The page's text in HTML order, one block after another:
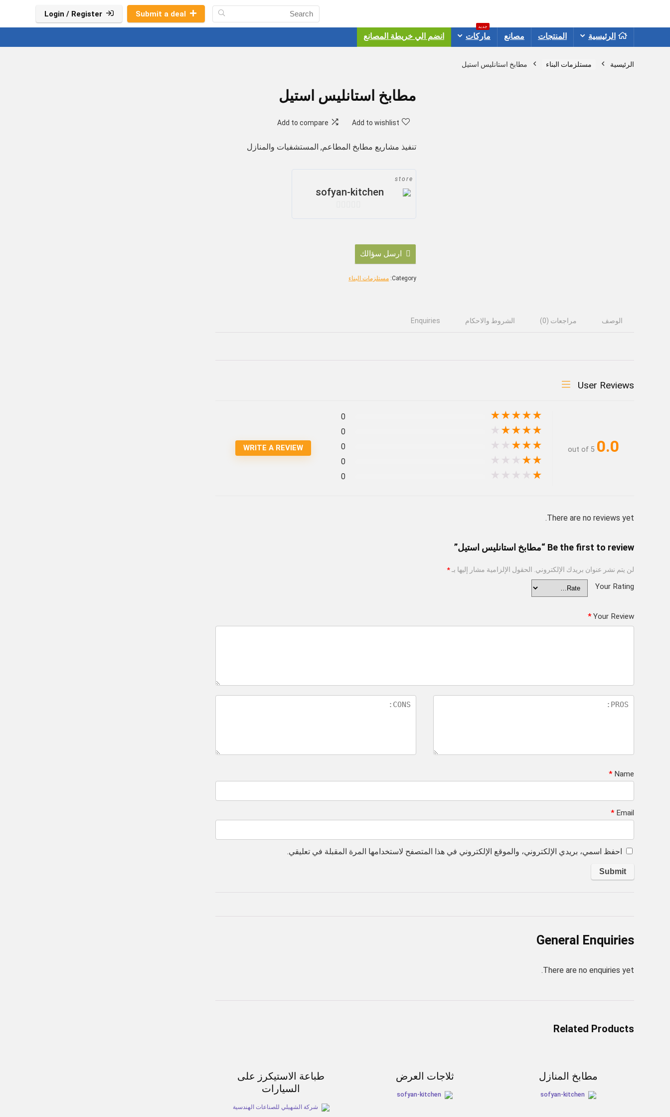
Submit a deal
Login / Register
الرئيسية المنتجات مصانع ماركات
جديد
انضم الي خريطة المصانع
الرئيسية مستلزمات البناء مطابخ استانليس استيل
مطابخ استانليس استيل
Add to wishlist
Add to compare
تنفيذ مشاريع مطابخ المطاعم, المستشفيات والمنازل
store
sofyan-kitchen
0
ارسل سؤالك
Category: مستلزمات البناء
الوصف مراجعات (0) الشروط والاحكام Enquiries
User Reviews
0.0
out of 5
★
★
★
★
★
0
★
★
★
★
★
0
★
★
★
★
★
0
★
★
★
★
★
0
★
★
★
★
★
0
WRITE A REVIEW
There are no reviews yet.
Be the first to review “مطابخ استانليس استيل”
لن يتم نشر عنوان بريدك الإلكتروني. الحقول الإلزامية مشار إليها بـ*
Your Rating
Your Review
*
Name
*
Email
*
احفظ اسمي، بريدي الإلكتروني، والموقع الإلكتروني في هذا المتصفح لاستخدامها المرة المقبلة في تعليقي.
General Enquiries
There are no enquiries yet.
Related Products
مطابخ المنازل
sofyan-kitchen
ثلاجات العرض
sofyan-kitchen
طباعة الاستيكرز على
السيارات
شركة الشهيلي للصناعات الهندسية